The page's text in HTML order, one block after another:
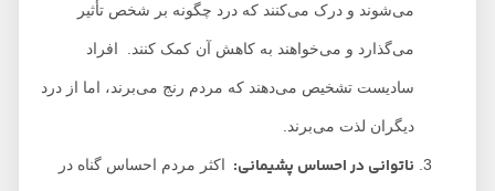
می‌شوند و درک می‌کنند که درد چگونه بر شخص تأثیر
می‌گذارد و می‌خواهند به کاهش آن کمک کنند. افراد
سادیست تشخیص می‌دهند که مردم رنج می‌برند، اما از درد
دیگران لذت می‌برند.
ناتوانی در احساس پشیمانی:اکثر مردم احساس گناه در